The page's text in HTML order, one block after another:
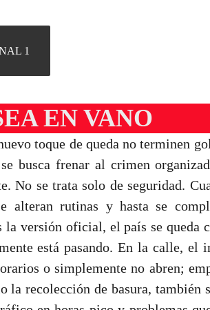
1
EN VANO
toque de queda no terminen
busca frenar al crimen
No se trata solo de seguridad.
alteran rutinas y hasta se
versión oficial, el país se queda
está pasando. En la calle, el
o simplemente no abren;
recolección de basura, también